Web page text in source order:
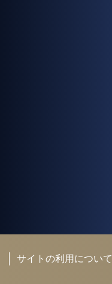
サイトの利用について